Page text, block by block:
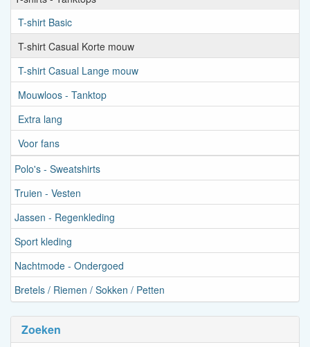
T-shirt Basic
T-shirt Casual Korte mouw
T-shirt Casual Lange mouw
Mouwloos - Tanktop
Extra lang
Voor fans
Polo's - Sweatshirts
Truien - Vesten
Jassen - Regenkleding
Sport kleding
Nachtmode - Ondergoed
Bretels / Riemen / Sokken / Petten
Zoeken